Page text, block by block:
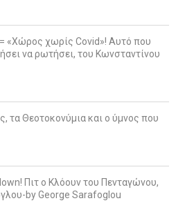
«Χώρος χωρίς Covid»! Αυτό που
να ρωτήσει, του Κωνσταντίνου
τα Θεοτοκονύμια και ο ύμνος που
Πιτ ο Κλόουν του Πενταγώνου,
by George Sarafoglou